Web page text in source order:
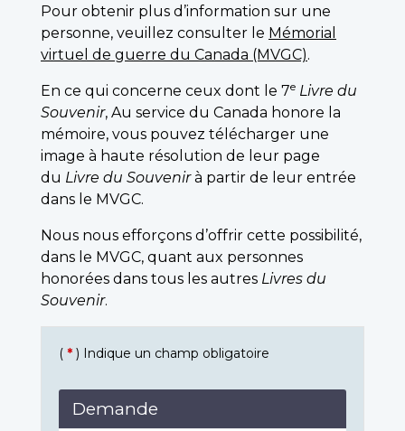
Pour obtenir plus d’information sur une
personne, veuillez consulter le Mémorial
virtuel de guerre du Canada (MVGC).
En ce qui concerne ceux dont le 7e Livre du
Souvenir, Au service du Canada honore la
mémoire, vous pouvez télécharger une
image à haute résolution de leur page
du Livre du Souvenirà partir de leur entrée
dans le MVGC.
Nous nous efforçons d’offrir cette possibilité,
dans le MVGC, quant aux personnes
honorées dans tous les autres Livres du
Souvenir.
( * ) Indique un champ obligatoire
Demande